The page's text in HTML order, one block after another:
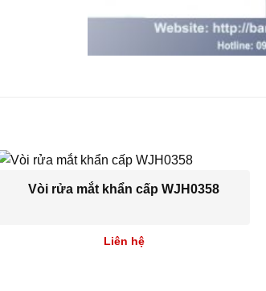
Vòi rửa mắt khẩn cấp WJH0358
Liên hệ